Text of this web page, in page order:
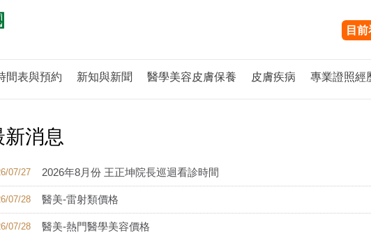
目
間表與預約 新知與新聞 醫學美容皮膚保養 皮膚疾病 專業證照經
新消息
07/27 2026年8月份 王正坤院長巡迴看診時間
07/28 醫美-雷射類價格
07/28 醫美-熱門醫學美容價格